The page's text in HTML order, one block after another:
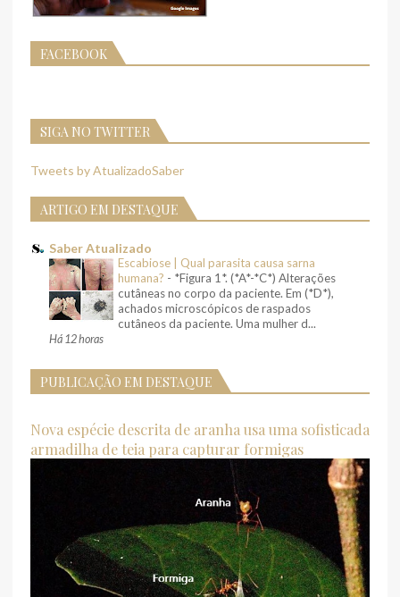
FACEBOOK
SIGA NO TWITTER
Tweets by AtualizadoSaber
ARTIGO EM DESTAQUE
Saber Atualizado
Escabiose | Qual parasita causa sarna
humana? - *Figura 1*. (*A*-*C*) Alterações
cutâneas no corpo da paciente. Em (*D*),
achados microscópicos de raspados
cutâneos da paciente. Uma mulher d...
Há 12 horas
PUBLICAÇÃO EM DESTAQUE
Nova espécie descrita de aranha usa uma sofisticada
armadilha de teia para capturar formigas